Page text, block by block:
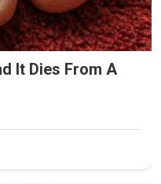
It Dies From A